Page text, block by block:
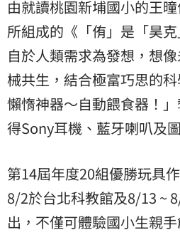
由就讀桃園新埔國小的王
所組成的《「侑」是「昊
自於人類需求為發想，想
械共生，結合極富巧思的
懶惰神器～自動餵食器！
得Sony耳機、藍牙喇叭及
第14屆年度20組優勝玩具
8/2於台北科教館及8/13 ~
出，不僅可體驗國小生親